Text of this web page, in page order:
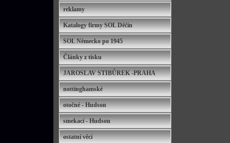
reklamy
Katalogy firmy SOL Děčín
SOL Německo po 1945
Články z tisku
JAROSLAV STIBŮREK -PRAHA
nottinghamské
otočné - Hudson
smekací - Hudson
ostatní věci